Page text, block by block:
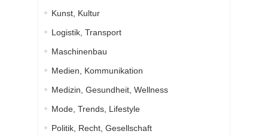
Kunst, Kultur
Logistik, Transport
Maschinenbau
Medien, Kommunikation
Medizin, Gesundheit, Wellness
Mode, Trends, Lifestyle
Politik, Recht, Gesellschaft